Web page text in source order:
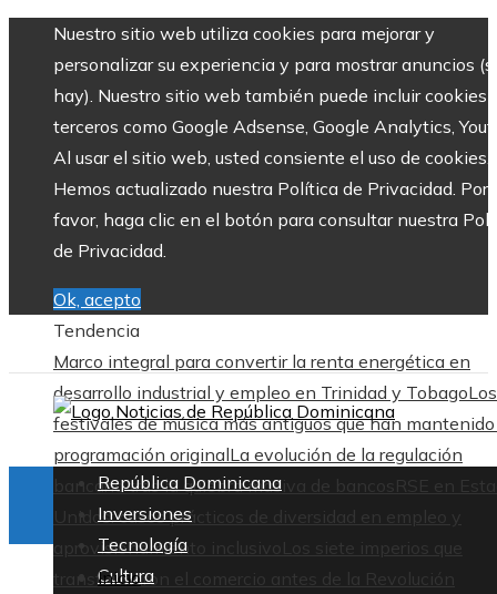
Nuestro sitio web utiliza cookies para mejorar y
personalizar su experiencia y para mostrar anuncios
hay). Nuestro sitio web también puede incluir cookies
terceros como Google Adsense, Google Analytics,
Al usar el sitio web, usted consiente el uso de cookies.
Hemos actualizado nuestra Política de Privacidad. Por
favor, haga clic en el botón para consultar nuestra
de Privacidad.
Ok, acepto
Tendencia
Marco integral para convertir la renta energética en
desarrollo industrial y empleo en Trinidad y TobagoLos
festivales de música más antiguos que han mantenido
programación originalLa evolución de la regulación
bancaria tras la quiebra masiva de bancos
RSE en
Unidos: casos prácticos de diversidad en empleo y
aprovisionamiento inclusivo Los siete imperios que
transformaron el comercio antes de la Revolución
República Dominicana
Inversiones
Tecnología
Cultura
Inicio